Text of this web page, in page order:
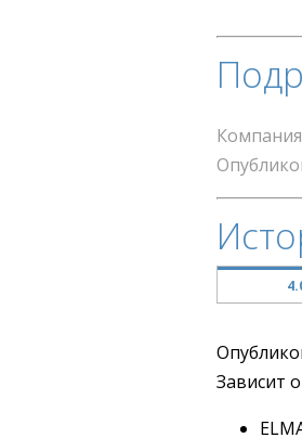
Компания
Зависит